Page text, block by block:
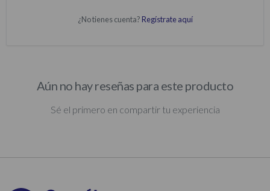
¿No tienes cuenta? Regístrate aquí
Aún no hay reseñas para este producto
Sé el primero en compartir tu experiencia